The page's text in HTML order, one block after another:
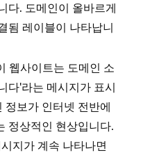
다. 도메인이 올바르게
됨 레이블이 나타납니
웹사이트는 도메인 소
다'라는 메시지가 표시
정보가 인터넷 전반에
정상적인 현상입니다.
지가 계속 나타나면